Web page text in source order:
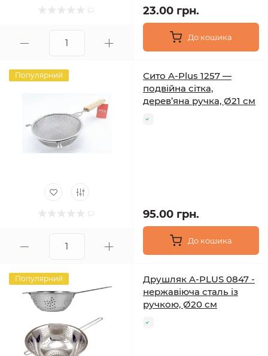
23.00 грн.
До кошика
Популярний
Сито A-Plus 1257 —
подвійна сітка,
дерев’яна ручка, Ø21 см
95.00 грн.
До кошика
Популярний
Друшляк A-PLUS 0847 -
нержавіюча сталь із
ручкою, Ø20 см